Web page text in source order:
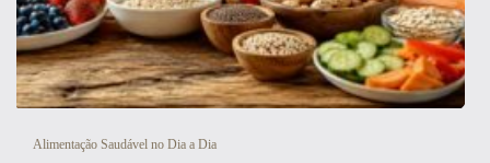
Alimentação Saudável no Dia a Dia